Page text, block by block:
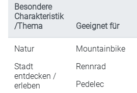
Besondere
Charakteristik
/Thema
Geeignet für
Natur
Stadt
entdecken /
erleben
Mountainbike
Rennrad
Pedelec